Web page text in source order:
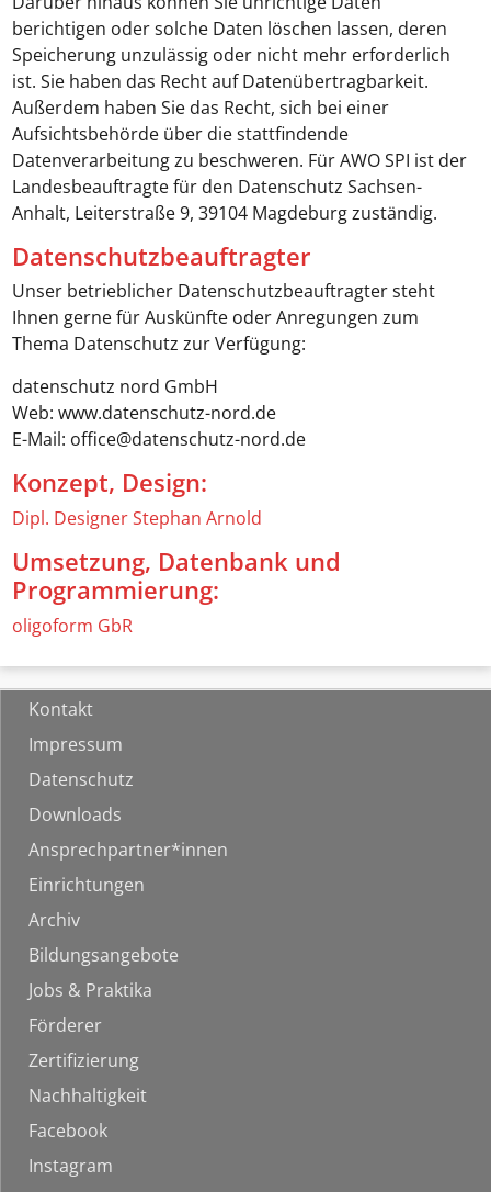
berichtigen oder solche Daten löschen lassen, deren
Speicherung unzulässig oder nicht mehr erforderlich
ist. Sie haben das Recht auf Datenübertragbarkeit.
Außerdem haben Sie das Recht, sich bei einer
Aufsichtsbehörde über die stattfindende
Datenverarbeitung zu beschweren. Für AWO SPI ist der
Landesbeauftragte für den Datenschutz Sachsen-
Anhalt, Leiterstraße 9, 39104 Magdeburg zuständig.
Datenschutzbeauftragter
Unser betrieblicher Datenschutzbeauftragter steht
Ihnen gerne für Auskünfte oder Anregungen zum
Thema Datenschutz zur Verfügung:
datenschutz nord GmbH
Web: www.datenschutz-nord.de
E-Mail: office@datenschutz-nord.de
Konzept, Design:
Dipl. Designer Stephan Arnold
Umsetzung, Datenbank und
Programmierung:
oligoform GbR
Kontakt
Impressum
Datenschutz
Downloads
Ansprechpartner*innen
Einrichtungen
Archiv
Bildungsangebote
Jobs & Praktika
Förderer
Zertifizierung
Nachhaltigkeit
Facebook
Instagram